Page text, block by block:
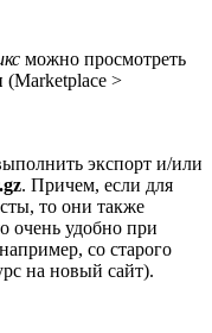
можно просмотреть
(Marketplace >
экспорт и/или
. Причем, если для
то они также
очень удобно при
со старого
на новый сайт).